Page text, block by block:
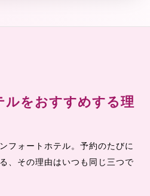
ルをおすすめする理
フォートホテル。予約のたびに
、その理由はいつも同じ三つで